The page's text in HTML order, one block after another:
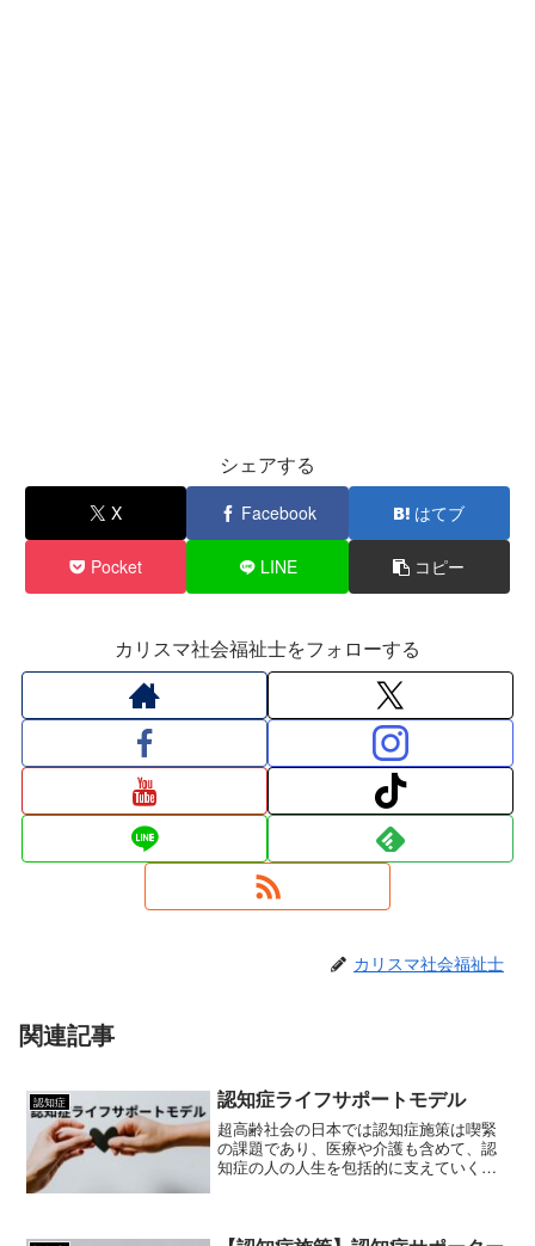
シェアする
X Facebook はてブ
Pocket LINE コピー
カリスマ社会福祉士をフォローする
カリスマ社会福祉士
関連記事
認知症 認知症ライフサポートモデル
超高齢社会の日本では認知症施策は喫緊
の課題であり、医療や介護も含めて、認
知症の人の人生を包括的に支えていくこ